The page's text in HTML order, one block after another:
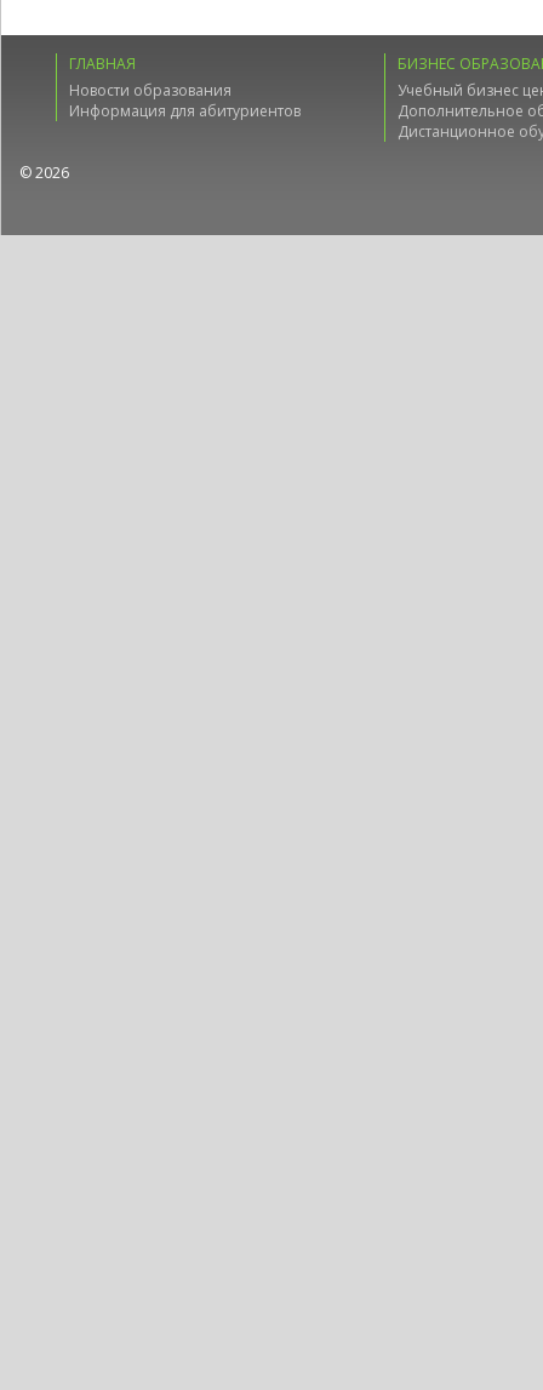
ГЛАВНАЯ
Новости образования
Информация для абитуриентов
БИЗНЕС
Учебный бизнес
Дополнительное
Дистанционное
© 2026